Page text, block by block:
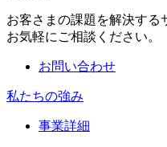
お客さまの課題を解決する
お気軽にご相談ください。
お問い合わせ
私たちの強み
事業詳細